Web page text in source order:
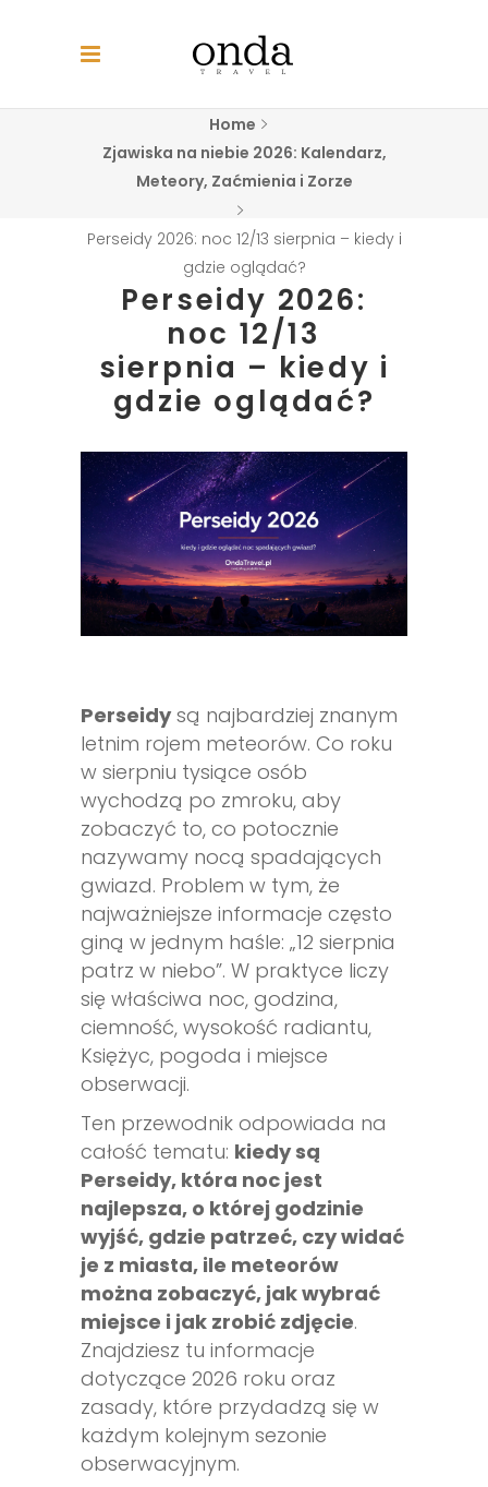
Home
Zjawiska na niebie 2026: Kalendarz,
Meteory, Zaćmienia i Zorze
Perseidy 2026: noc 12/13 sierpnia – kiedy i
gdzie oglądać?
Perseidy 2026:
noc 12/13
sierpnia – kiedy i
gdzie oglądać?
Perseidysą najbardziej znanym
letnim rojem meteorów. Co roku
w sierpniu tysiące osób
wychodzą po zmroku, aby
zobaczyć to, co potocznie
nazywamy nocą spadających
gwiazd. Problem w tym, że
najważniejsze informacje często
giną w jednym haśle: „12 sierpnia
patrz w niebo”. W praktyce liczy
się właściwa noc, godzina,
ciemność, wysokość radiantu,
Księżyc, pogoda i miejsce
obserwacji.
Ten przewodnik odpowiada na
całość tematu: kiedy są
Perseidy, która noc jest
najlepsza, o której godzinie
wyjść, gdzie patrzeć, czy widać
je z miasta, ile meteorów
można zobaczyć, jak wybrać
miejsce i jak zrobić zdjęcie.
Znajdziesz tu informacje
dotyczące 2026 roku oraz
zasady, które przydadzą się w
każdym kolejnym sezonie
obserwacyjnym.